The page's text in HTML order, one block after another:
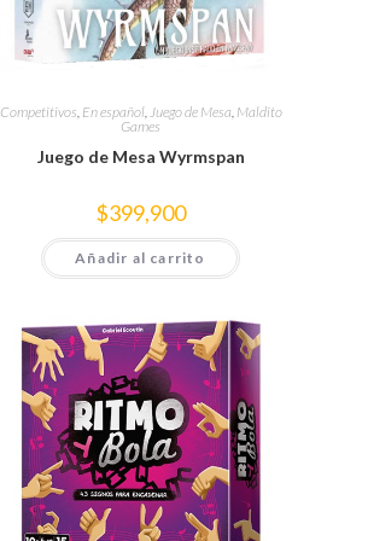
Competitivos, En español,Juego de Mesa, Maldito
Games
Juego de Mesa Wyrmspan
$399,900
Añadir al carrito